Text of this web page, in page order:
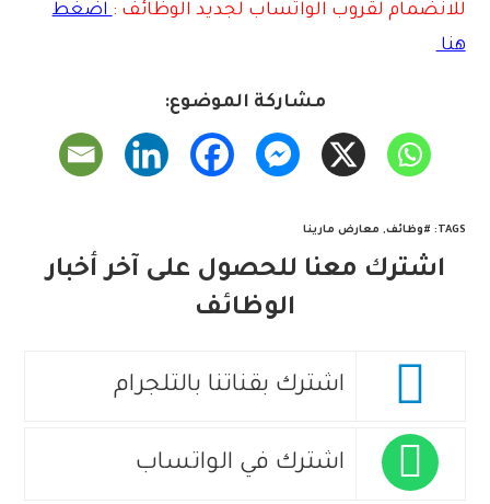
للانضمام لقروب الواتساب لجديد الوظائف :اضغط
هنا
مشاركة الموضوع:
TAGS
: #وظائف, معارض مارينا
اشترك معنا للحصول على آخر أخبار
الوظائف
اشترك بقناتنا بالتلجرام
اشترك في الواتساب